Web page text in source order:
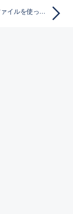
既存のXMLファイルを使って出力ファイルストラクチャーを定義